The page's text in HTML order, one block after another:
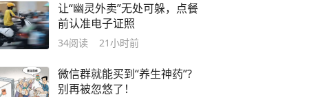
让“幽灵外卖”无处可躲，点餐
前认准电子证照
34阅读 21小时前
微信群就能买到“养生神药”?
别再被忽悠了！